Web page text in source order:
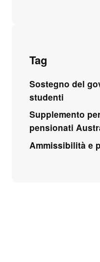
Tag
Sostegno del
studenti
Supplemento
pensionati
Ammissibilità e